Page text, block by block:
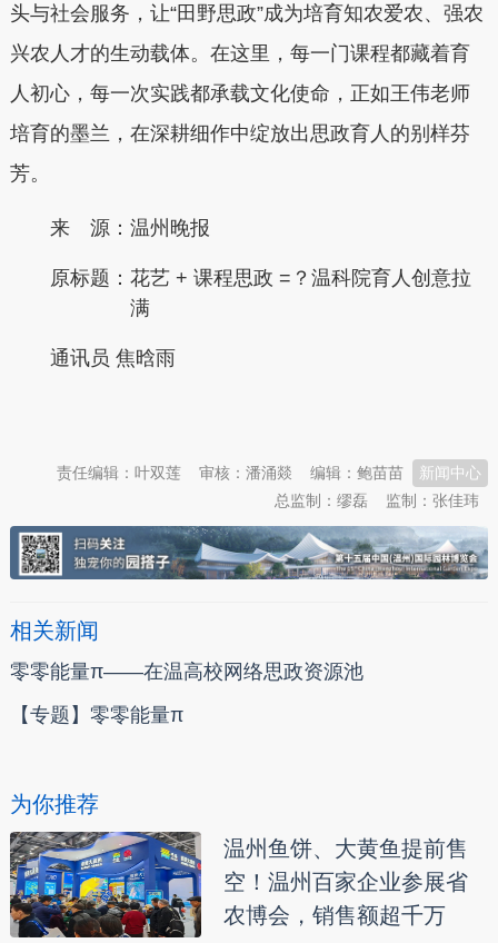
头与社会服务，让“田野思政”成为培育知农爱农、强农
兴农人才的生动载体。在这里，每一门课程都藏着育
人初心，每一次实践都承载文化使命，正如王伟老师
培育的墨兰，在深耕细作中绽放出思政育人的别样芬
芳。
来 源：温州晚报
原标题： 花艺 + 课程思政 =？温科院育人创意拉
满
通讯员 焦晗雨
新闻中心
编辑：鲍苗苗
审核：潘涌燚
责任编辑：叶双莲
监制：张佳玮
总监制：缪磊
相关新闻
零零能量π——在温高校网络思政资源池
【专题】零零能量π
为你推荐
温州鱼饼、大黄鱼提前售
空！温州百家企业参展省
农博会，销售额超千万